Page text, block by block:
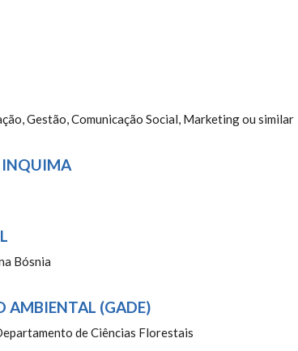
Gestão, Comunicação Social, Marketing ou similar
INQUIMA
Bósnia
AMBIENTAL (GADE)
de Ciências Florestais